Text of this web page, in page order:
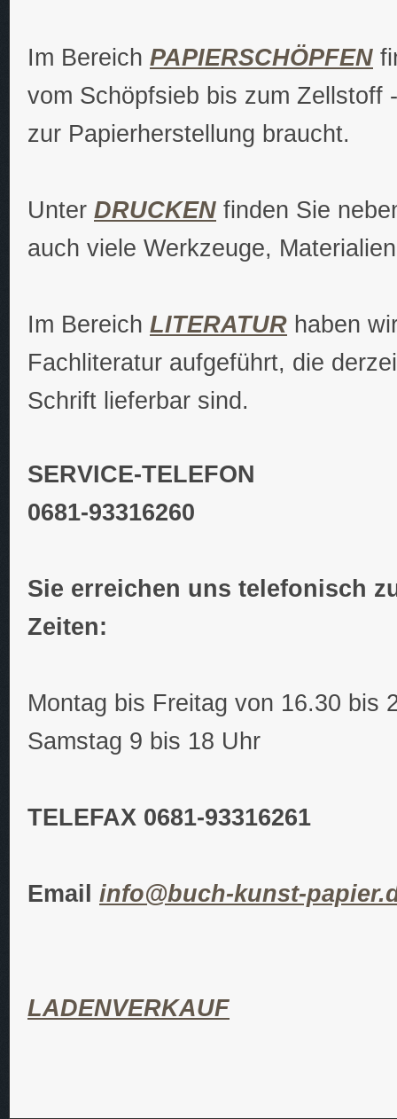
Im Bereich PAPIERSCHÖPFEN
vom Schöpfsieb bis zum Zellstoff
zur Papierherstellung braucht.
Unter DRUCKEN finden Sie
auch viele Werkzeuge,
Im Bereich LITERATUR haben
Fachliteratur aufgeführt, die
Schrift lieferbar sind.
SERVICE-TELEFON
0681-93316260
Sie erreichen uns telefonisch
Zeiten:
Montag bis Freitag von 16.30 bis
Samstag 9 bis 18 Uhr
TELEFAX 0681-93316261
Email info@buch-kunst-
LADENVERKAUF